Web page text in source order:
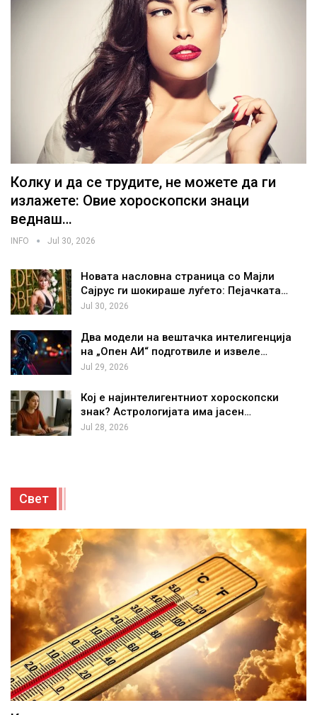
Колку и да се трудите, не можете да ги
излажете: Овие хороскопски знаци
веднаш…
INFO Jul 30, 2026
Новата насловна страница со Мајли
Сајрус ги шокираше луѓето: Пејачката…
Jul 30, 2026
Два модели на вештачка интелигенција
на „Опен АИ“ подготвиле и извеле…
Jul 29, 2026
Кој е најинтелигентниот хороскопски
знак? Астрологијата има јасен…
Jul 28, 2026
Свет